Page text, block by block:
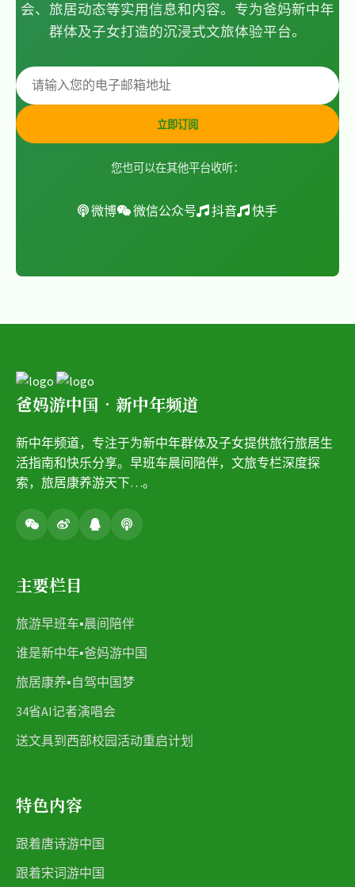
会、旅居动态等实用信息和内容。专为爸妈新中年
群体及子女打造的沉浸式文旅体验平台。
立即订阅
您也可以在其他平台收听：
微博 微信公众号 抖音 快手
爸妈游中国•新中年频道
新中年频道，专注于为新中年群体及子女提供旅行旅居生
活指南和快乐分享。早班车晨间陪伴，文旅专栏深度探
索，旅居康养游天下…。
主要栏目
旅游早班车▪晨间陪伴
谁是新中年▪爸妈游中国
旅居康养▪自驾中国梦
34省AI记者演唱会
送文具到西部校园活动重启计划
特色内容
跟着唐诗游中国
跟着宋词游中国